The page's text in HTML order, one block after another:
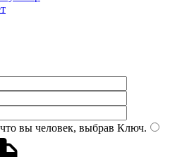
вы человек, выбрав Ключ.